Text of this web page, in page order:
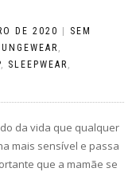
DE 2020
SEM
,
, SLEEPWEAR ,
da vida que qualquer
mais sensível e passa
que a mamãe se